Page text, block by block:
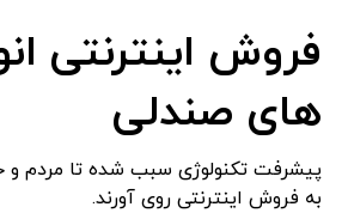
فروش اینترنتی
های صندلی
پیشرفت تکنولوژی سبب شده تا مردم و
به فروش اینترنتی روی آورند.